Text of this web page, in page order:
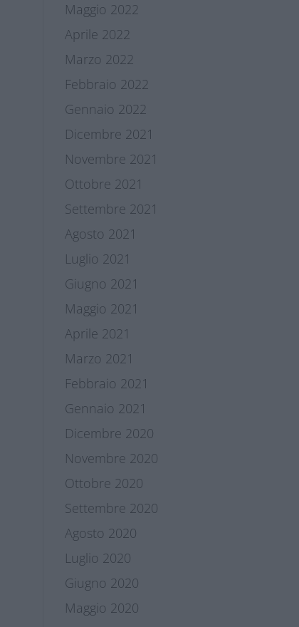
Maggio 2022
Aprile 2022
Marzo 2022
Febbraio 2022
Gennaio 2022
Dicembre 2021
Novembre 2021
Ottobre 2021
Settembre 2021
Agosto 2021
Luglio 2021
Giugno 2021
Maggio 2021
Aprile 2021
Marzo 2021
Febbraio 2021
Gennaio 2021
Dicembre 2020
Novembre 2020
Ottobre 2020
Settembre 2020
Agosto 2020
Luglio 2020
Giugno 2020
Maggio 2020